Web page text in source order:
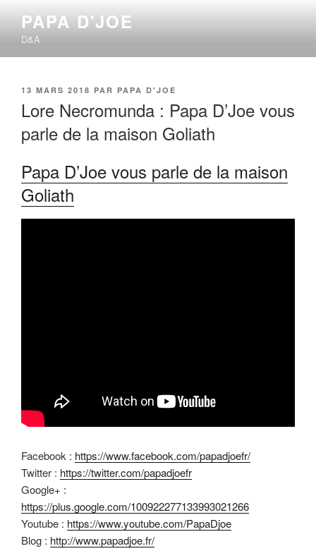
contenu
principal
PAPA D'JOE
D&A
PUBLIÉ
13 MARS 2018 PAR PAPA D'JOE
Lore Necromunda : Papa D’Joe vous
parle de la maison Goliath
Papa D’Joe vous parle de la maison
Goliath
Facebook : https://www.facebook.com/papadjoefr/
Twitter : https://twitter.com/papadjoefr
Google+ :
https://plus.google.com/100922277133993021266
Youtube : https://www.youtube.com/PapaDjoe
Blog : http://www.papadjoe.fr/